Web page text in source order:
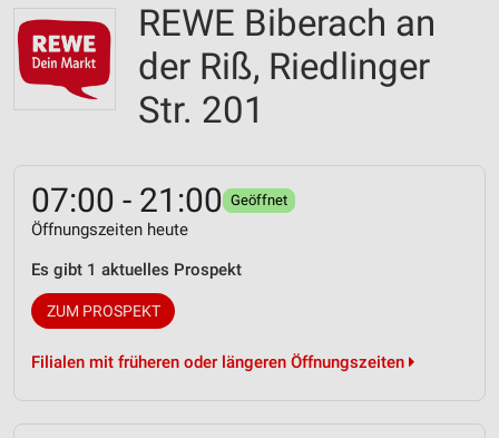
REWE Biberach an
der Riß, Riedlinger
Str. 201
07:00 - 21:00 Geöffnet
Öffnungszeiten heute
Es gibt 1 aktuelles Prospekt
ZUM PROSPEKT
Filialen mit früheren oder längeren Öffnungszeiten